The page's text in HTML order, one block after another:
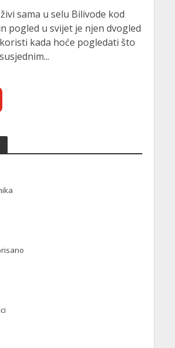
sama u selu Bilivode kod
pogled u svijet je njen dvogled
kada hoće pogledati što